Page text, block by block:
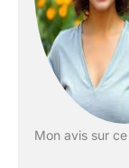
Mon avis sur